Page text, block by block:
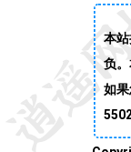
本
负
如